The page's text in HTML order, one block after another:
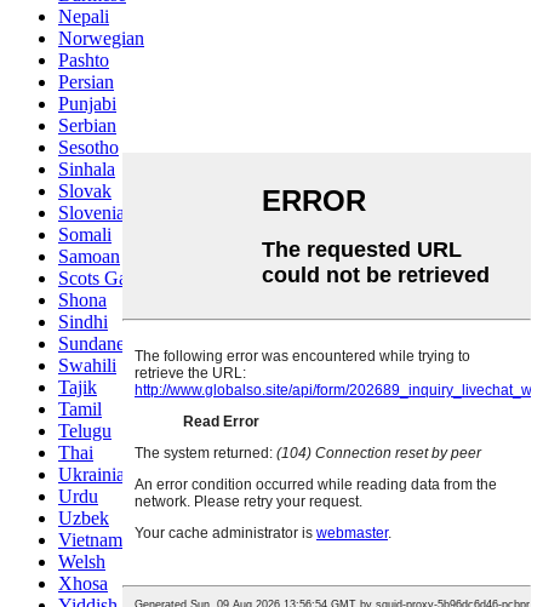
Nepali
Norwegian
Pashto
Persian
Punjabi
Serbian
Sesotho
Sinhala
Slovak
Slovenian
Somali
Samoan
Scots Gaelic
Shona
Sindhi
Sundanese
Swahili
Tajik
Tamil
Telugu
Thai
Ukrainian
Urdu
Uzbek
Vietnamese
Welsh
Xhosa